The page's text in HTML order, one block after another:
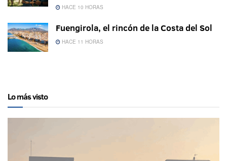
HACE 10 HORAS
Fuengirola, el rincón de la Costa del Sol
HACE 11 HORAS
Lo más visto